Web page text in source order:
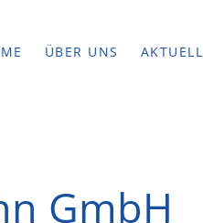
ÜBER UNS AKTUELL
GmbH